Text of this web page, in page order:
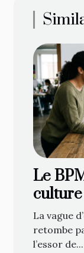
Le
La vague
retombe
l’essor de...